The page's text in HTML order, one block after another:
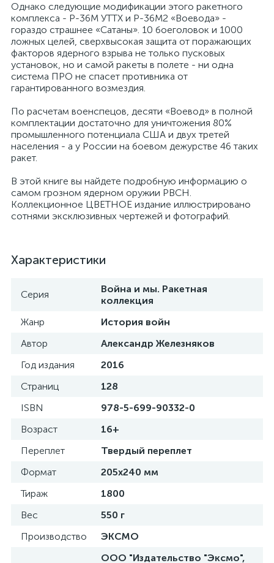
Однако следующие модификации этого ракетного
комплекса - Р-36М УТТХ и Р-36М2 «Воевода» -
гораздо страшнее «Сатаны». 10 боеголовок и 1000
ложных целей, сверхвысокая защита от поражающих
факторов ядерного взрыва не только пусковых
установок, но и самой ракеты в полете - ни одна
система ПРО не спасет противника от
гарантированного возмездия.
По расчетам военспецов, десяти «Воевод» в полной
комплектации достаточно для уничтожения 80%
промышленного потенциала США и двух третей
населения - а у России на боевом дежурстве 46 таких
ракет.
В этой книге вы найдете подробную информацию о
самом грозном ядерном оружии РВСН.
Коллекционное ЦВЕТНОЕ издание иллюстрировано
сотнями эксклюзивных чертежей и фотографий.
Характеристики
Серия
Война и мы. Ракетная
коллекция
Жанр
История войн
Автор
Александр Железняков
Год издания
2016
Страниц
128
ISBN
978-5-699-90332-0
Возраст
16+
Переплет
Твердый переплет
Формат
205х240 мм
Тираж
1800
Вес
550 г
Производство
ЭКСМО
ООО "Издательство "Эксмо",